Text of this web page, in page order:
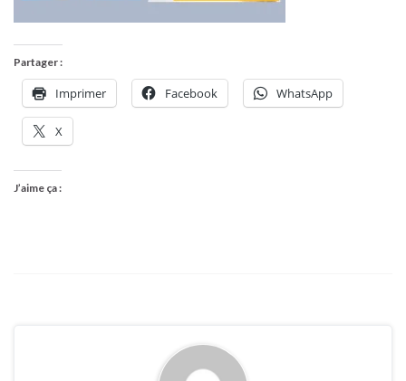
Partager :
Imprimer Facebook WhatsApp
X
J’aime ça :